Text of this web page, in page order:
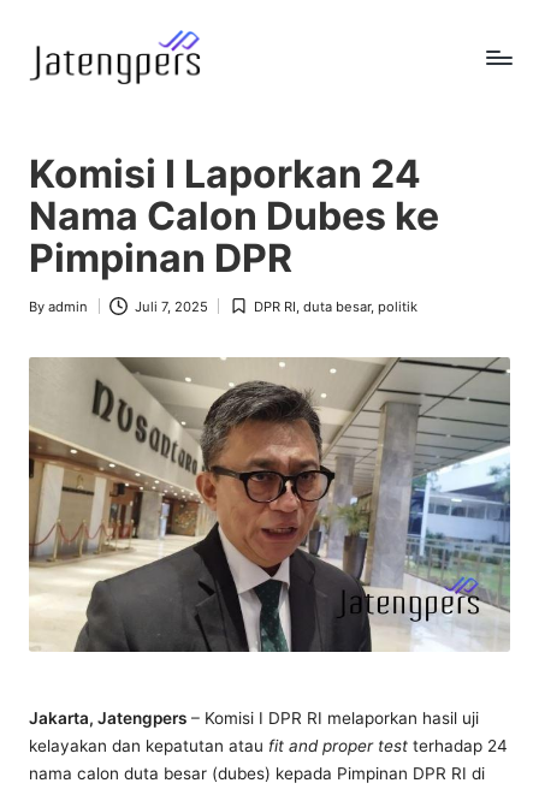
a
t
e
n
g
p
r
s
Pemerintah
Komisi I Laporkan 24
Nama Calon Dubes ke
Pimpinan DPR
Posted
By admin Juli 7, 2025
Posted
DPR RI ,duta besar,politik
Jakarta, Jatengpers – Komisi I DPR RI melaporkan hasil uji
kelayakan dan kepatutan atau fit and proper test terhadap 24
nama calon duta besar (dubes) kepada Pimpinan DPR RI di